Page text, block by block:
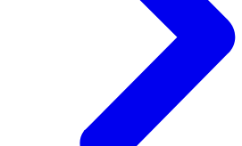
Stichting School en Veiligheid
Onderwijsconsulenten
DUO Zakelijk